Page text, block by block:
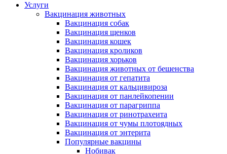
Услуги
Вакцинация животных
Вакцинация собак
Вакцинация щенков
Вакцинация кошек
Вакцинация кроликов
Вакцинация хорьков
Вакцинация животных от бешенства
Вакцинация от гепатита
Вакцинация от кальцивироза
Вакцинация от панлейкопении
Вакцинация от парагриппа
Вакцинация от ринотрахеита
Вакцинация от чумы плотоядных
Вакцинация от энтерита
Популярные вакцины
Нобивак